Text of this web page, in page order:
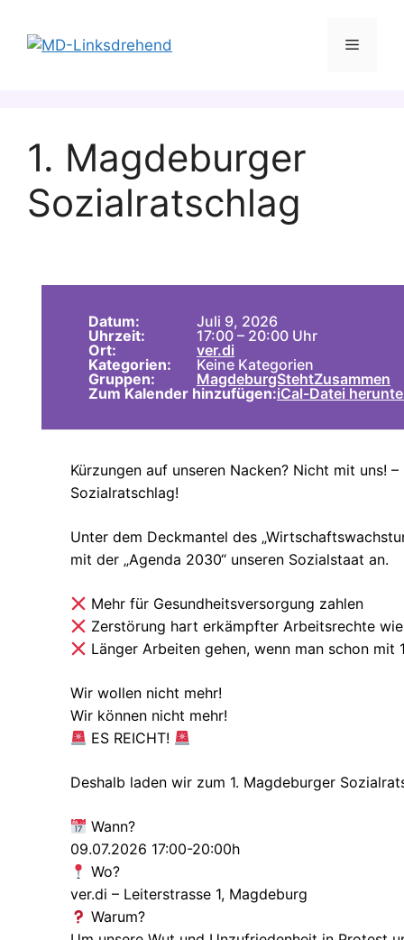
Inhalt
springen
Menü
1. Magdeburger
Sozialratschlag
Datum:
Juli 9, 2026
Uhrzeit:
17:00 – 20:00 Uhr
Ort:
ver.di
Kategorien:
Keine Kategorien
Gruppen:
MagdeburgStehtZusammen
Zum Kalender hinzufügen:iCal-Datei
Kürzungen auf unseren Nacken? Nicht mit uns!
Sozialratschlag!
Unter dem Deckmantel des
mit der „Agenda 2030“ unseren Sozialstaat an.
Mehr für Gesundheitsversorgung zahlen
Zerstörung hart erkämpfter Arbeitsrechte
Länger Arbeiten gehen, wenn man schon mit
Wir wollen nicht mehr!
Wir können nicht mehr!
ES REICHT!
Deshalb laden wir zum 1. Magdeburger
Wann?
09.07.2026 17:00-20:00h
Wo?
ver.di – Leiterstrasse 1, Magdeburg
Warum?